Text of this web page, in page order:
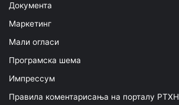
Документа
Маркетинг
Мали огласи
Програмска шема
Импрессум
Правила коментарисања на порталу РТХН